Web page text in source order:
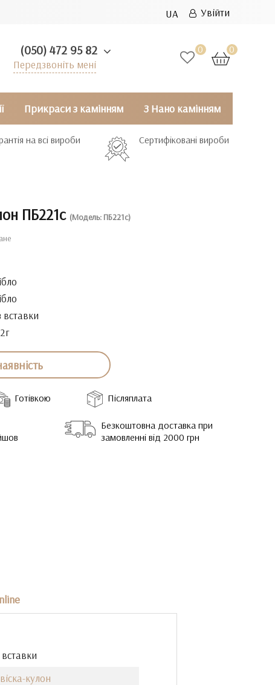
UA Увійти
0 0
(050) 472 95 82
Передзвоніть мені
Прикраси з камінням З Нано камінням
на всі вироби Сертифіковані вироби
ПБ221с (Модель: ПБ221с)
вставки
Готівкою Післяплата
Безкоштовна доставка при
замовленні від 2000 грн
вставки
кулон